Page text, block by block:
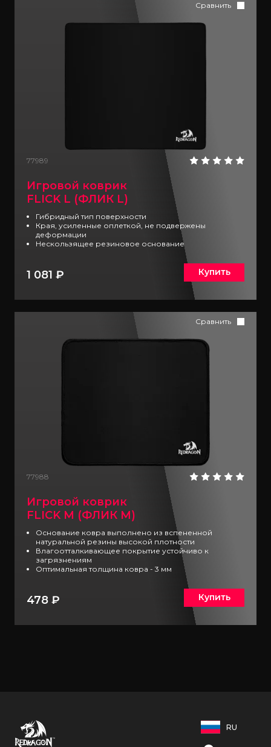
Сравнить
77989
Игровой коврик
FLICK L (ФЛИК L)
Гибридный тип поверхности
Края, усиленные оплеткой, не подвержены
деформации
Нескользящее резиновое основание
1 081 ₽ Купить
Сравнить
77988
Игровой коврик
FLICK M (ФЛИК М)
Основание ковра выполнено из вспененной
натуральной резины высокой плотности
Влагоотталкивающее покрытие устойчиво к
загрязнениям
Оптимальная толщина ковра - 3 мм
478 ₽ Купить
RU